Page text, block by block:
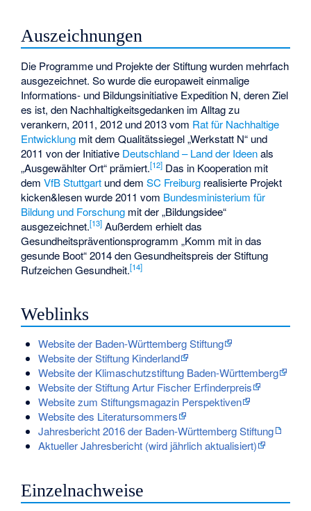
Auszeichnungen
Die Programme und Projekte der Stiftung wurden mehrfach
ausgezeichnet. So wurde die europaweit einmalige
Informations- und Bildungsinitiative Expedition N, deren Ziel
es ist, den Nachhaltigkeitsgedanken im Alltag zu
verankern, 2011, 2012 und 2013 vom Rat für Nachhaltige
Entwicklung mit dem Qualitätssiegel „Werkstatt N“ und
2011 von der Initiative Deutschland – Land der Ideenals
„Ausgewählter Ort“ prämiert.[12] Das in Kooperation mit
demVfB Stuttgart und demSC Freiburg realisierte Projekt
kicken&lesen wurde 2011 vom Bundesministerium für
Bildung und Forschung mit der „Bildungsidee“
ausgezeichnet.[13] Außerdem erhielt das
Gesundheitspräventionsprogramm „Komm mit in das
gesunde Boot“ 2014 den Gesundheitspreis der Stiftung
Rufzeichen Gesundheit.[14]
Weblinks
Website der Baden-Württemberg Stiftung
Website der Stiftung Kinderland
Website der Klimaschutzstiftung Baden-Württemberg
Website der Stiftung Artur Fischer Erfinderpreis
Website zum Stiftungsmagazin Perspektiven
Website des Literatursommers
Jahresbericht 2016 der Baden-Württemberg Stiftung
Aktueller Jahresbericht (wird jährlich aktualisiert)
Einzelnachweise